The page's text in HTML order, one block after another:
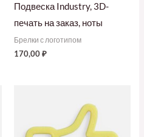
Подвеска Industry, 3D-
печать на заказ, ноты
Брелки с логотипом
170,00₽